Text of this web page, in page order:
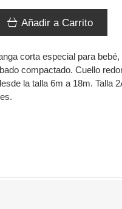
Añadir a Carrito
corta especial para
compactado. Cuello
la talla 6m a 18m. Talla